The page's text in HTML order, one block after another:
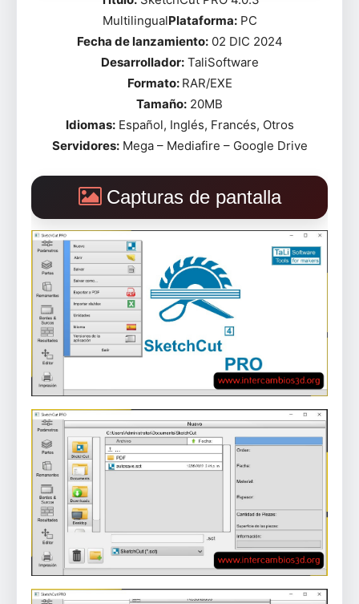
MultilingualPlataforma:PC
Fecha de lanzamiento:02 DIC 2024
Desarrollador:TaliSoftware
Formato: RAR/EXE
Tamaño: 20MB
Idiomas:Español, Inglés, Francés, Otros
Servidores:Mega – Mediafire – Google Drive
Capturas de pantalla